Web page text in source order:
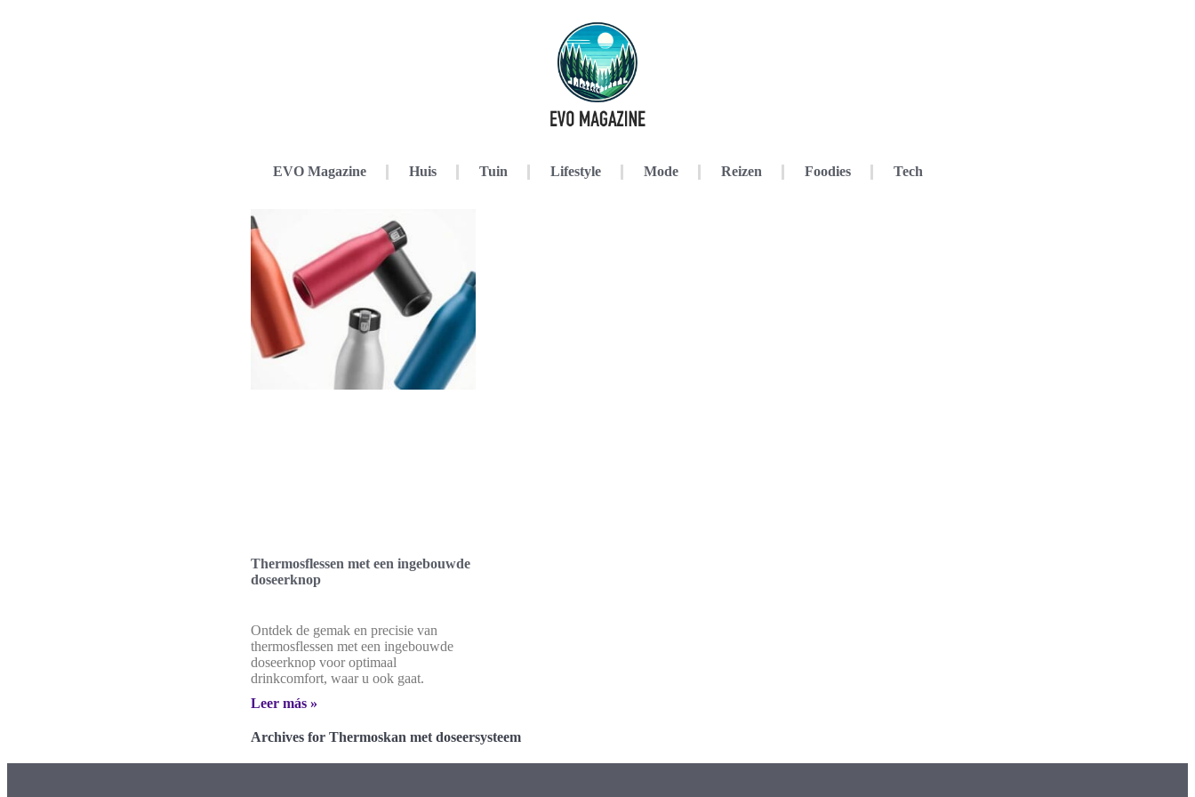
EVO Magazine Huis Tuin Lifestyle Mode Reizen Foodies Tech
Thermosflessen met een ingebouwde
doseerknop
Ontdek de gemak en precisie van
thermosflessen met een ingebouwde
doseerknop voor optimaal
drinkcomfort, waar u ook gaat.
Leer más »
Archives for Thermoskan met doseersysteem